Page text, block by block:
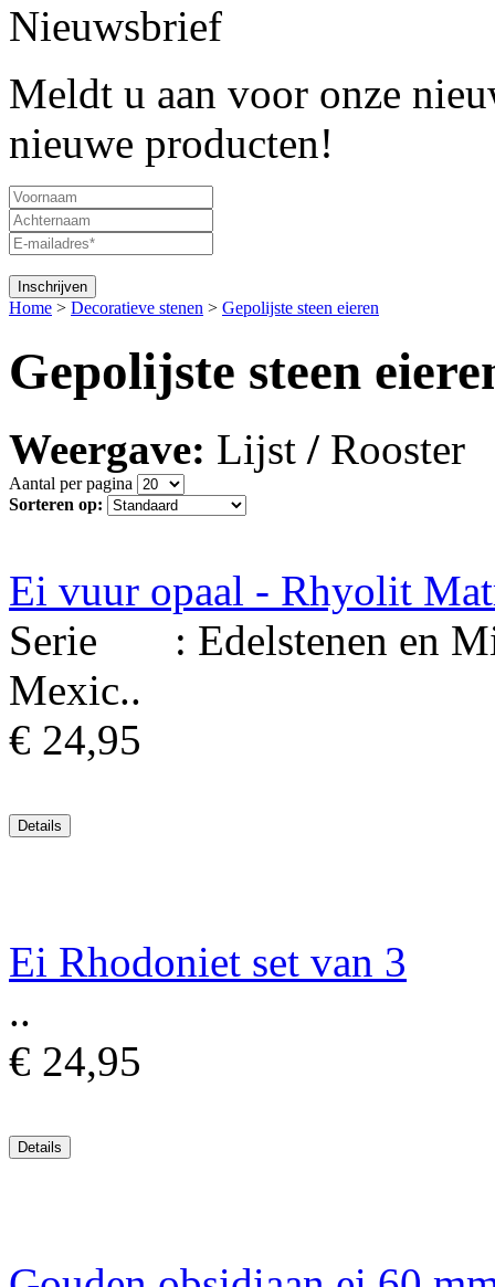
Nieuwsbrief
Meldt u aan voor onze
nieuwe producten!
Home > Decoratieve stenen > Gepolijste steen eieren
Gepolijste steen
Weergave: Lijst / Rooster
Aantal per pagina
Sorteren op:
Ei vuur opaal - Rhyolit
Serie : Edelstenen en
Mexic..
€ 24,95
Ei Rhodoniet set van 3
..
€ 24,95